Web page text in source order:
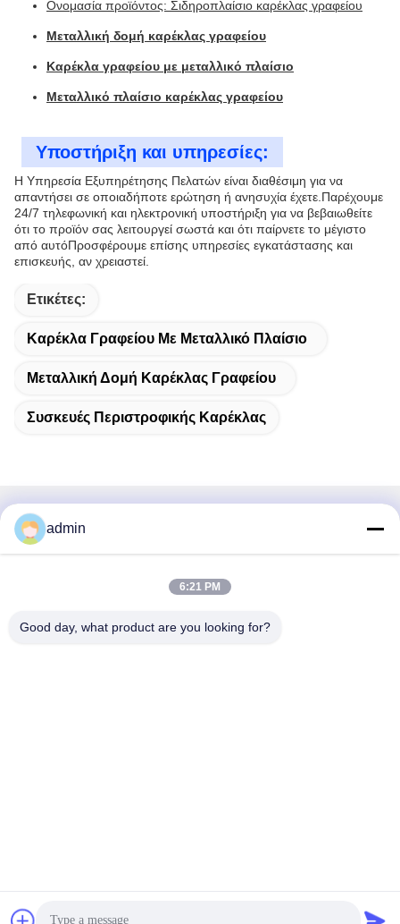
Ονομασία προϊόντος: Σιδηροπλαίσιο καρέκλας γραφείου
Μεταλλική δομή καρέκλας γραφείου
Καρέκλα γραφείου με μεταλλικό πλαίσιο
Μεταλλικό πλαίσιο καρέκλας γραφείου
Υποστήριξη και υπηρεσίες:
Η Υπηρεσία Εξυπηρέτησης Πελατών είναι διαθέσιμη για να
απαντήσει σε οποιαδήποτε ερώτηση ή ανησυχία έχετε.Παρέχουμε
24/7 τηλεφωνική και ηλεκτρονική υποστήριξη για να βεβαιωθείτε
ότι το προϊόν σας λειτουργεί σωστά και ότι παίρνετε το μέγιστο
από αυτόΠροσφέρουμε επίσης υπηρεσίες εγκατάστασης και
επισκευής, αν χρειαστεί.
Ετικέτες:
Καρέκλα Γραφείου Με Μεταλλικό Πλαίσιο
Μεταλλική Δομή Καρέκλας Γραφείου
Συσκευές Περιστροφικής Καρέκλας
Γρήγορη επικοινωνία
38 Λεωφόρος Shafu, πόλη Longjiang, περιοχή Shunde,
Household Articles Co., Ltd. . Διατηρούνται όλα τα πνευματικά
admin
6:21 PM
Good day, what product are you looking for?